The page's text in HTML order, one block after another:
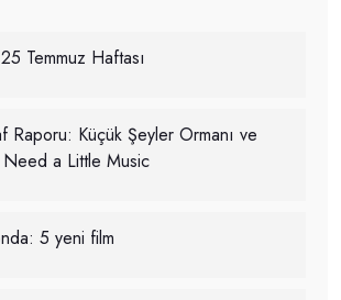
Temmuz Haftası
Raporu: Küçük Şeyler Ormanı ve
Need a Little Music
5 yeni film